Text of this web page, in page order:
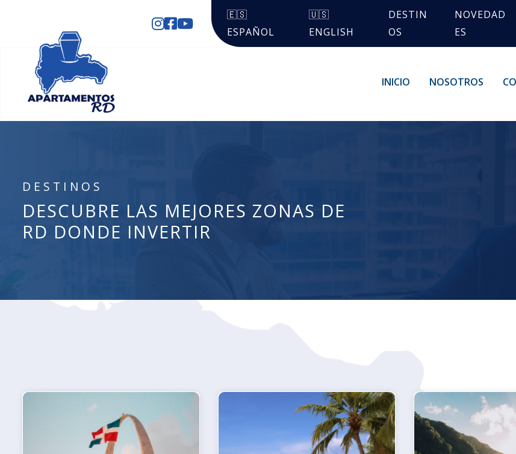
🇪🇸
ESPAÑOL
🇺🇸
ENGLISH
DESTIN
OS
NOVEDAD
ES
INICIO NOSOTROS
DESTINOS
DESCUBRE LAS MEJORES ZONAS DE
RD DONDE INVERTIR